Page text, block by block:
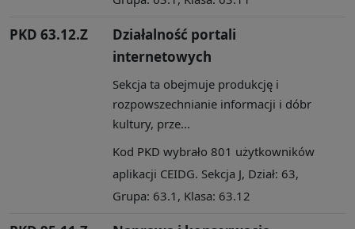
PKD 63.12.Z
Działalność portali
internetowych
Sekcja ta obejmuje produkcję i
rozpowszechnianie informacji i dóbr
kultury, prze...
Kod PKD wybrało 801 użytkowników
aplikacji CEIDG. Sekcja J, Dział: 63,
Grupa: 63.1, Klasa: 63.12